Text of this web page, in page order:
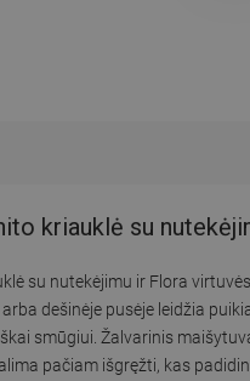
kriauklė su
su nutekėjimu ir Flora
dešinėje pusėje leidžia
smūgiui. Žalvarinis
pačiam išgręžti, kas